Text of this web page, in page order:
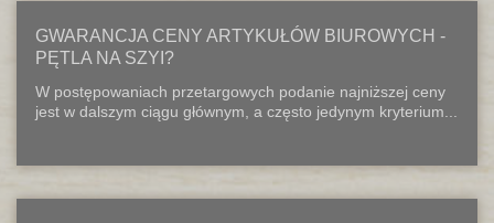
GWARANCJA CENY ARTYKUŁÓW BIUROWYCH -
PĘTLA NA SZYI?
W postępowaniach przetargowych podanie najniższej ceny
jest w dalszym ciągu głównym, a często jedynym kryterium...